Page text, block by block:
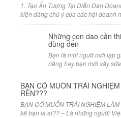
1. Tạo Ấn Tượng Tại Diễn Đàn
kiện đáng chú ý của các hội doanh
Những con dao cần
dùng đến
Bạn là một ngườ mới lập
riêng hay bạn mới xây
BẠN CÓ MUỐN TRẢI
RÈN???
BẠN CÓ MUỐN TRẢI NGHIỆM
kể bạn là ai?? – Là những người